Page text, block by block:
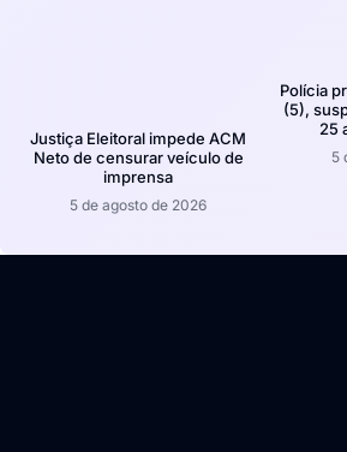
Justiça Eleitoral impede ACM
Neto de censurar veículo de
imprensa
5 de agosto de 2026
Polícia
(5),
25
5